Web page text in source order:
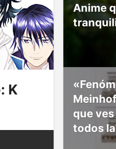
K
Anime
que
todos